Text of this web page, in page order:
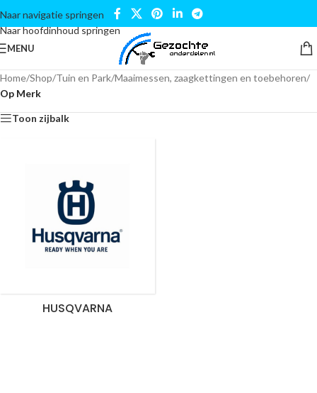
Naar navigatie springen
Naar hoofdinhoud springen
MENU
Home/Shop/Tuin en Park/Maaimessen, zaagkettingen en toebehoren/
Op Merk
Toon zijbalk
HUSQVARNA